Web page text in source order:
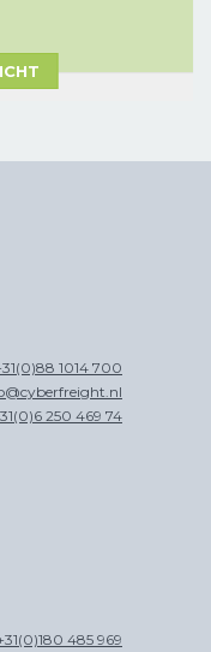
1014 700
250 469 74
485 969